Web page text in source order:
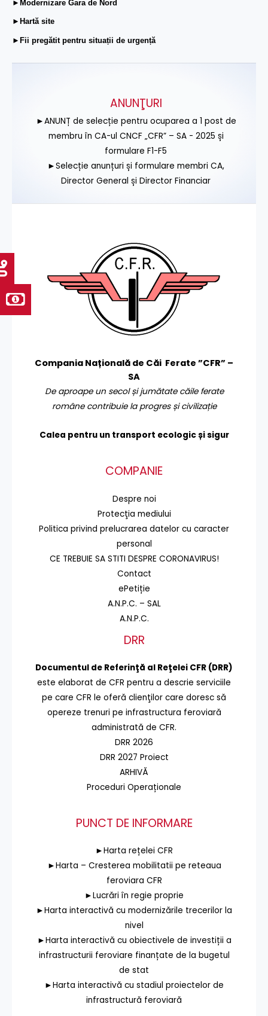
►Modernizare Gara de Nord
►Hartă site
►Fii pregătit pentru situații de urgență
ANUNŢURI
►ANUNȚ de selecție pentru ocuparea a 1 post de
membru în CA-ul CNCF „CFR” – SA - 2025 și
formulare F1-F5
►Selecție anunțuri și formulare membri CA,
Director General și Director Financiar
Compania Națională de Căi Ferate ”CFR” –
SA
De aproape un secol și jumătate căile ferate
române contribuie la progres și civilizație
Calea pentru un transport ecologic și sigur
COMPANIE
Despre noi
Protecţia mediului
Politica privind prelucrarea datelor cu caracter
personal
CE TREBUIE SA STITI DESPRE CORONAVIRUS!
Contact
ePetiție
A.N.P.C. – SAL
A.N.P.C.
DRR
Documentul de Referinţă al Reţelei CFR (DRR)
este elaborat de CFR pentru a descrie serviciile
pe care CFR le oferă clienţilor care doresc să
opereze trenuri pe infrastructura feroviară
administrată de CFR.
DRR 2026
DRR 2027 Proiect
ARHIVĂ
Proceduri Operaționale
PUNCT DE INFORMARE
►Harta rețelei CFR
►Harta – Cresterea mobilitatii pe reteaua
feroviara CFR
►Lucrări în regie proprie
►Harta interactivă cu modernizările trecerilor la
nivel
►Harta interactivă cu obiectivele de investiții a
infrastructurii feroviare finanțate de la bugetul
de stat
►Harta interactivă cu stadiul proiectelor de
infrastructură feroviară